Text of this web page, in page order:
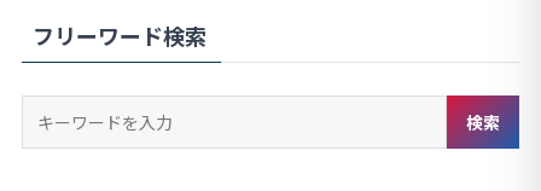
フリーワード検索
検索